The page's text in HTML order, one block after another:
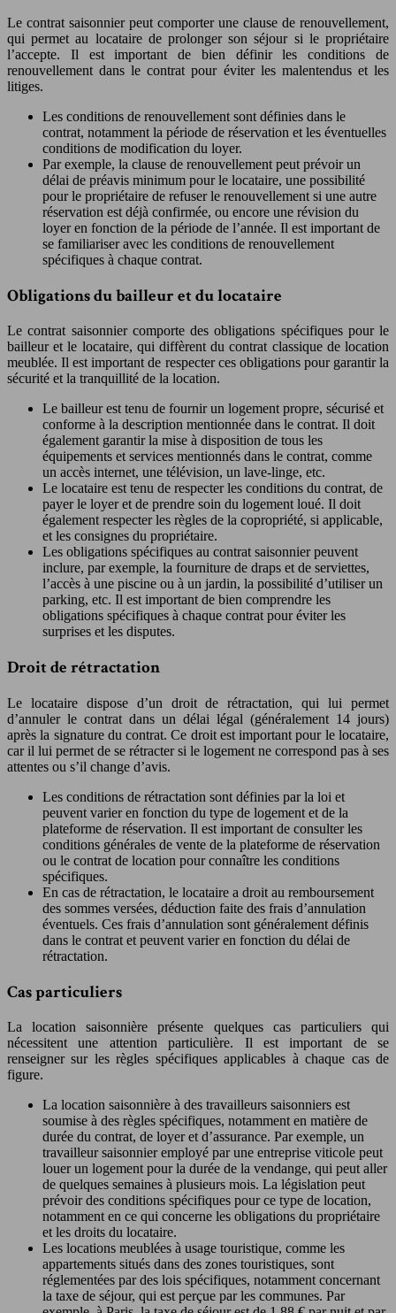
Le contrat saisonnier peut comporter une clause de renouvellement,
qui permet au locataire de prolonger son séjour si le propriétaire
l’accepte. Il est important de bien définir les conditions de
renouvellement dans le contrat pour éviter les malentendus et les
litiges.
Les conditions de renouvellement sont définies dans le
contrat, notamment la période de réservation et les éventuelles
conditions de modification du loyer.
Par exemple, la clause de renouvellement peut prévoir un
délai de préavis minimum pour le locataire, une possibilité
pour le propriétaire de refuser le renouvellement si une autre
réservation est déjà confirmée, ou encore une révision du
loyer en fonction de la période de l’année. Il est important de
se familiariser avec les conditions de renouvellement
spécifiques à chaque contrat.
Obligations du bailleur et du locataire
Le contrat saisonnier comporte des obligations spécifiques pour le
bailleur et le locataire, qui diffèrent du contrat classique de location
meublée. Il est important de respecter ces obligations pour garantir la
sécurité et la tranquillité de la location.
Le bailleur est tenu de fournir un logement propre, sécurisé et
conforme à la description mentionnée dans le contrat. Il doit
également garantir la mise à disposition de tous les
équipements et services mentionnés dans le contrat, comme
un accès internet, une télévision, un lave-linge, etc.
Le locataire est tenu de respecter les conditions du contrat, de
payer le loyer et de prendre soin du logement loué. Il doit
également respecter les règles de la copropriété, si applicable,
et les consignes du propriétaire.
Les obligations spécifiques au contrat saisonnier peuvent
inclure, par exemple, la fourniture de draps et de serviettes,
l’accès à une piscine ou à un jardin, la possibilité d’utiliser un
parking, etc. Il est important de bien comprendre les
obligations spécifiques à chaque contrat pour éviter les
surprises et les disputes.
Droit de rétractation
Le locataire dispose d’un droit de rétractation, qui lui permet
d’annuler le contrat dans un délai légal (généralement 14 jours)
après la signature du contrat. Ce droit est important pour le locataire,
car il lui permet de se rétracter si le logement ne correspond pas à ses
attentes ou s’il change d’avis.
Les conditions de rétractation sont définies par la loi et
peuvent varier en fonction du type de logement et de la
plateforme de réservation. Il est important de consulter les
conditions générales de vente de la plateforme de réservation
ou le contrat de location pour connaître les conditions
spécifiques.
En cas de rétractation, le locataire a droit au remboursement
des sommes versées, déduction faite des frais d’annulation
éventuels. Ces frais d’annulation sont généralement définis
dans le contrat et peuvent varier en fonction du délai de
rétractation.
Cas particuliers
La location saisonnière présente quelques cas particuliers qui
nécessitent une attention particulière. Il est important de se
renseigner sur les règles spécifiques applicables à chaque cas de
figure.
La location saisonnière à des travailleurs saisonniers est
soumise à des règles spécifiques, notamment en matière de
durée du contrat, de loyer et d’assurance. Par exemple, un
travailleur saisonnier employé par une entreprise viticole peut
louer un logement pour la durée de la vendange, qui peut aller
de quelques semaines à plusieurs mois. La législation peut
prévoir des conditions spécifiques pour ce type de location,
notamment en ce qui concerne les obligations du propriétaire
et les droits du locataire.
Les locations meublées à usage touristique, comme les
appartements situés dans des zones touristiques, sont
réglementées par des lois spécifiques, notamment concernant
la taxe de séjour, qui est perçue par les communes. Par